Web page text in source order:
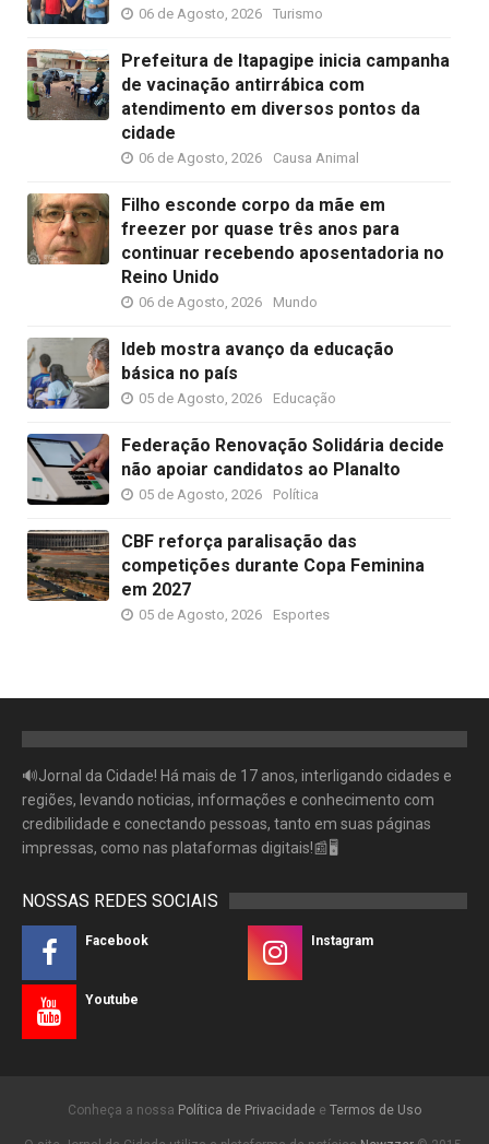
06 de Agosto, 2026 Turismo
Prefeitura de Itapagipe inicia campanha
de vacinação antirrábica com
atendimento em diversos pontos da
cidade
06 de Agosto, 2026 Causa Animal
Filho esconde corpo da mãe em
freezer por quase três anos para
continuar recebendo aposentadoria no
Reino Unido
06 de Agosto, 2026 Mundo
Ideb mostra avanço da educação
básica no país
05 de Agosto, 2026 Educação
Federação Renovação Solidária decide
não apoiar candidatos ao Planalto
05 de Agosto, 2026 Política
CBF reforça paralisação das
competições durante Copa Feminina
em 2027
05 de Agosto, 2026 Esportes
🔊Jornal da Cidade! Há mais de 17 anos, interligando cidades e
regiões, levando noticias, informações e conhecimento com
credibilidade e conectando pessoas, tanto em suas páginas
impressas, como nas plataformas digitais!📰🖥
NOSSAS REDES SOCIAIS
Facebook Instagram
Youtube
Conheça a nossa Política de Privacidade e Termos de Uso